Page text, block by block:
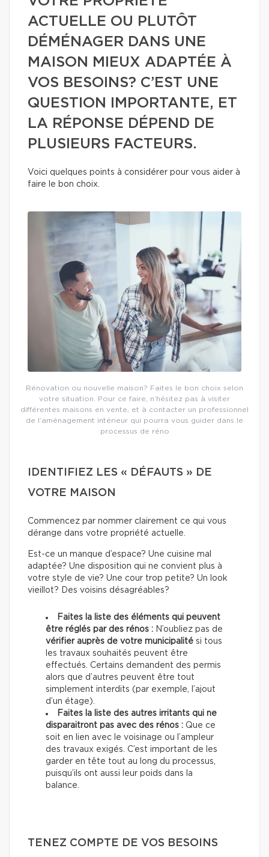
ACTUELLE OU PLUTÔT
DÉMÉNAGER DANS UNE
MAISON MIEUX ADAPTÉE À
VOS BESOINS? C’EST UNE
QUESTION IMPORTANTE, ET
LA RÉPONSE DÉPEND DE
PLUSIEURS FACTEURS.
Voici quelques points à considérer pour vous aider à
faire le bon choix.
Rénovation ou nouvelle maison? Faites le bon choix selon
votre situation. Pour ce faire, n’hésitez pas à visiter
différentes maisons en vente, et à contacter un professionnel
de l’aménagement intérieur qui pourra vous guider dans le
processus de réno
IDENTIFIEZ LES « DÉFAUTS » DE
VOTRE MAISON
Commencez par nommer clairement ce qui vous
dérange dans votre propriété actuelle.
Est-ce un manque d’espace? Une cuisine mal
adaptée? Une disposition qui ne convient plus à
votre style de vie? Une cour trop petite? Un look
vieillot? Des voisins désagréables?
Faites la liste des éléments qui peuvent
être réglés par des rénos : N’oubliez pas de
vérifier auprès de votre municipalité si tous
les travaux souhaités peuvent être
effectués. Certains demandent des permis
alors que d’autres peuvent être tout
simplement interdits (par exemple, l’ajout
d’un étage).
Faites la liste des autres irritants qui ne
disparaitront pas avec des rénos : Que ce
soit en lien avec le voisinage ou l’ampleur
des travaux exigés. C’est important de les
garder en tête tout au long du processus,
puisqu’ils ont aussi leur poids dans la
balance.
TENEZ COMPTE DE VOS BESOINS